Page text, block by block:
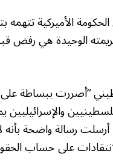
الأميركية تتهمه
الوحيدة هي رفض
“أصررت ببساطة على
والإسرائيليين
رسالة واضحة
على حساب